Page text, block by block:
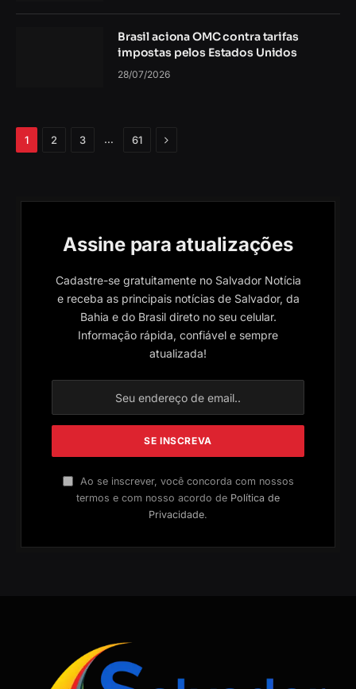
Brasil aciona OMC contra tarifas
impostas pelos Estados Unidos
28/07/2026
1 2 3 … 61 Próximo
Assine para atualizações
Cadastre-se gratuitamente no Salvador Notícia
e receba as principais notícias de Salvador, da
Bahia e do Brasil direto no seu celular.
Informação rápida, confiável e sempre
atualizada!
Ao se inscrever, você concorda com nossos
termos e com nosso acordo de Política de
Privacidade.